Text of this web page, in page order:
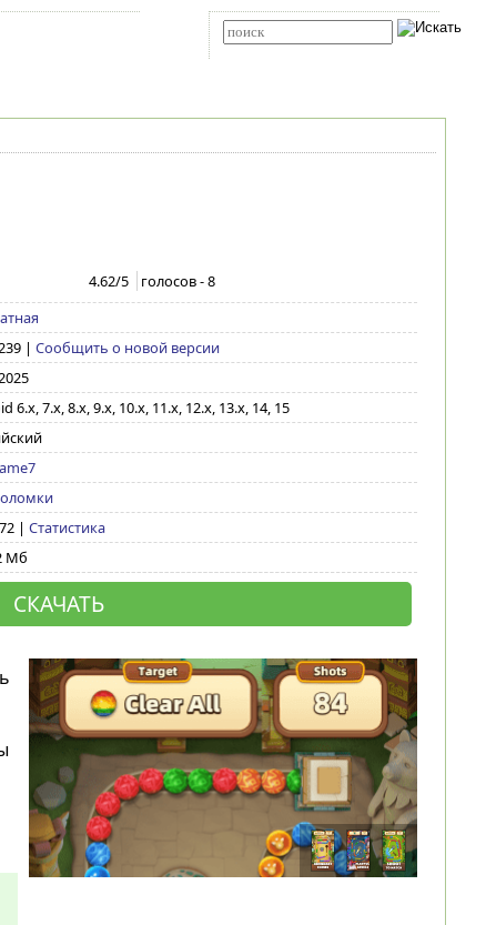
4.62/5 голосов -8
| Сообщить о новой версии
6.x, 7.x, 8.x, 9.x, 10.x, 11.x, 12.x, 13.x, 14, 15
| Статистика
Мб
СКАЧАТЬ